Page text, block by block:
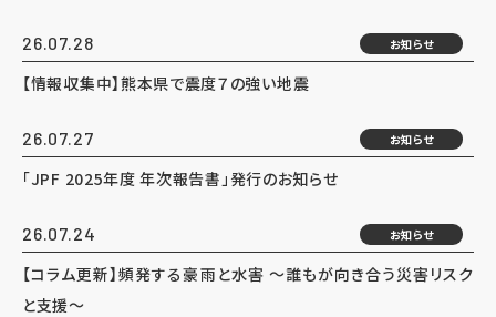
26.07.28 お知らせ
【情報収集中】熊本県で震度７の強い地震
26.07.27 お知らせ
「JPF 2025年度 年次報告書」発行のお知らせ
26.07.24 お知らせ
【コラム更新】頻発する豪雨と水害 ～誰もが向き合う災害リスク
と支援～